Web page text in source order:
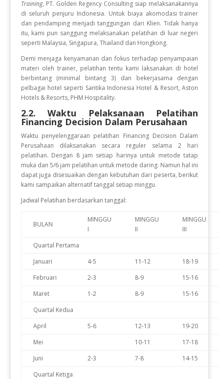
Training, PT. Golden Regency Consulting siap melaksanakannya
di seluruh penjuru Indonesia. Untuk biaya akomodasi trainer
dan pendamping menjadi tanggungan dari Klien. Tidak hanya
itu, kami pun sanggung melaksanakan pelatihan di luar negeri
seperti Malaysia, Singapura, Thailand dan Hongkong.
Demi menjaga kenyamanan dan fokus terhadap penyampaian
materi oleh trainer, pelatihan tentu kami laksanakan di hotel
berbintang (minimal bintang 3) dan bekerjasama dengan
pelbagai hotel seperti Santika Indonesia Hotel & Resort, Aston
Hotels & Resorts, PHM Hospitality.
2.2. Waktu Pelaksanaan Pelatihan
Financing Decision Dalam Perusahaan
Waktu penyelenggaraan pelatihan Financing Decision Dalam
Perusahaan dilaksanakan secara reguler selama 2 hari
pelatihan. Dengan 8 jam setiap harinya untuk metode tatap
muka dan 5/6 jam pelatihan untuk metode daring. Namun hal ini
dapat juga disesuaikan dengan kebutuhan dari peserta, berikut
kami sampaikan alternatif tanggal setiap minggu.
Jadwal Pelatihan berdasarkan tanggal:
BULAN
MINGGU
I
MINGGU
II
MINGGU
III
Quartal Pertama
Januari
4-5 11-12
18-19
Februari
2-3 8-9
15-16
Maret
1-2 8-9
15-16
Quartal Kedua
April
5-6 12-13
19-20
Mei
10-11
17-18
Juni
2-3 7-8
14-15
Quartal Ketiga